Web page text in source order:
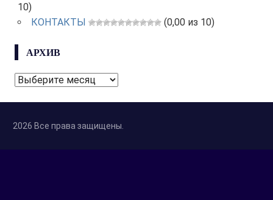
10)
КОНТАКТЫ
(0,00 из 10)
АРХИВ
АРХИВ
2026 Все права защищены.